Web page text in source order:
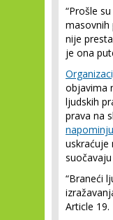
“Prošle
masovnih
nije
je ona
objavima
ljudskih
prava na
uskraćuje
“Braneći
Article 19.